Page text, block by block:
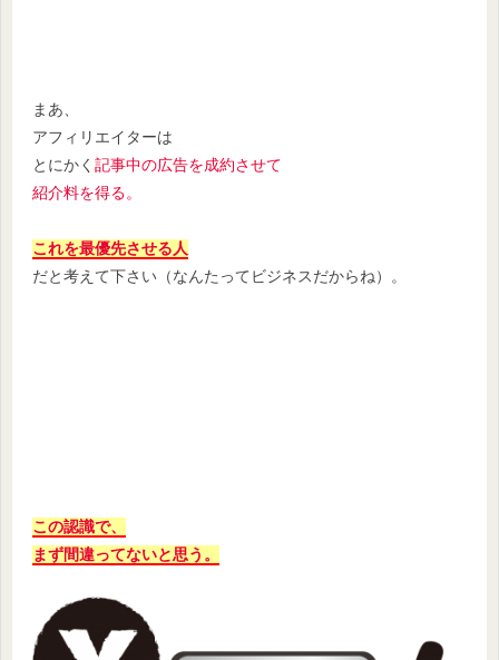
まあ、
アフィリエイターは
とにかく 記事中の広告を成約させて
紹介料を得る。
これを最優先させる人
だと考えて下さい（なんたってビジネスだからね）。
この認識で、
まず間違ってないと思う。